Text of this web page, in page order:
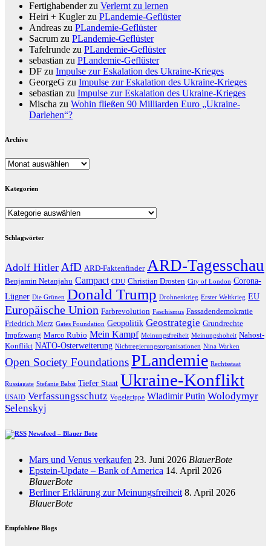
Fertighabenderzu Verlernt zu lernen
Heiri + Kuglerzu PLandemie-Geflüster
Andreas zu PLandemie-Geflüster
Sacrum zu PLandemie-Geflüster
Tafelrunde zu PLandemie-Geflüster
sebastian zu PLandemie-Geflüster
DF zu Impulse zur Eskalation des Ukraine-Krieges
GeorgeG zu Impulse zur Eskalation des Ukraine-Krieges
sebastian zu Impulse zur Eskalation des Ukraine-Krieges
Mischa zu Wohin fließen 90 Milliarden Euro „Ukraine-
Darlehen“?
Archive
Archive
Kategorien
Kategorien
Schlagwörter
Adolf Hitler AfD ARD-Faktenfinder ARD-Tagesschau
Benjamin Netanjahu Campact CDU Christian Drosten City of London Corona-
Lügner Die Grünen Donald Trump Drohnenkrieg Erster Weltkrieg EU
Europäische Union Farbrevolution Faschismus Fassadendemokratie
Friedrich Merz Gates Foundation Geopolitik Geostrategie Grundrechte
Impfzwang Marco Rubio Mein Kampf Meinungsfreiheit Meinungshoheit Nahost-
Konflikt NATO-Osterweiterung Nichtregierungsorganisationen Nina Warken
Open Society FoundationsPLandemie Rechtsstaat
Russiagate Stefanie Babst Tiefer Staat Ukraine-Konflikt
USAID Verfassungsschutz Vogelgrippe Wladimir Putin Wolodymyr
Selenskyj
Newsfeed – Blauer Bote
Mars und Venus verkaufen 23. Juni 2026 BlauerBote
Epstein-Update – Bank of America 14. April 2026
BlauerBote
Berliner Erklärung zur Meinungsfreiheit 8. April 2026
BlauerBote
Empfohlene Blogs